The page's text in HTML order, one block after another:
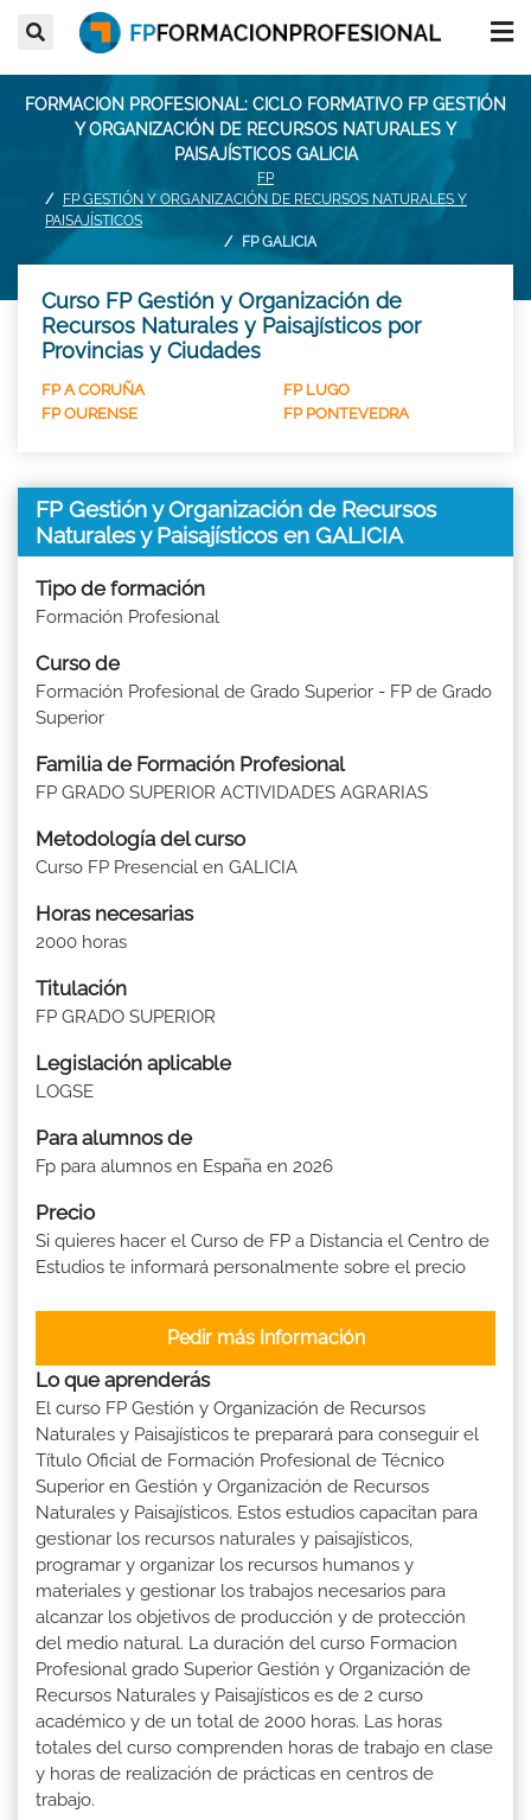
FORMACION PROFESIONAL: CICLO FORMATIVO FP GESTIÓN
Y ORGANIZACIÓN DE RECURSOS NATURALES Y
PAISAJÍSTICOS GALICIA
FP
FP GESTIÓN Y ORGANIZACIÓN DE RECURSOS NATURALES Y
PAISAJÍSTICOS
FP GALICIA
Curso FP Gestión y Organización de
Recursos Naturales y Paisajísticos por
Provincias y Ciudades
FP A CORUÑA
FP LUGO
FP OURENSE
FP PONTEVEDRA
FP Gestión y Organización de Recursos
Naturales y Paisajísticos en GALICIA
Tipo de formación
Formación Profesional
Curso de
Formación Profesional de Grado Superior - FP de Grado
Superior
Familia de Formación Profesional
FP GRADO SUPERIOR ACTIVIDADES AGRARIAS
Metodología del curso
Curso FP Presencial en GALICIA
Horas necesarias
2000 horas
Titulación
FP GRADO SUPERIOR
Legislación aplicable
LOGSE
Para alumnos de
Fp para alumnos en España en 2026
Precio
Si quieres hacer el Curso de FP a Distancia el Centro de
Estudios te informará personalmente sobre el precio
Pedir más Información
Lo que aprenderás
El curso FP Gestión y Organización de Recursos
Naturales y Paisajísticos te preparará para conseguir el
Título Oficial de Formación Profesional de Técnico
Superior en Gestión y Organización de Recursos
Naturales y Paisajísticos. Estos estudios capacitan para
gestionar los recursos naturales y paisajísticos,
programar y organizar los recursos humanos y
materiales y gestionar los trabajos necesarios para
alcanzar los objetivos de producción y de protección
del medio natural. La duración del curso Formacion
Profesional grado Superior Gestión y Organización de
Recursos Naturales y Paisajísticos es de 2 curso
académico y de un total de 2000 horas. Las horas
totales del curso comprenden horas de trabajo en clase
y horas de realización de prácticas en centros de
trabajo.